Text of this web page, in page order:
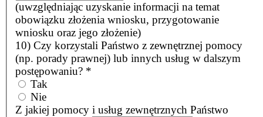
(uwzględniając uzyskanie informacji na temat
obowiązku złożenia wniosku, przygotowanie
wniosku oraz jego złożenie)
10) Czy korzystali Państwo z zewnętrznej pomocy
(np. porady prawnej) lub innych usług w dalszym
postępowaniu? *
Tak
Nie
Z jakiej pomocy i usług zewnętrznych Państwo